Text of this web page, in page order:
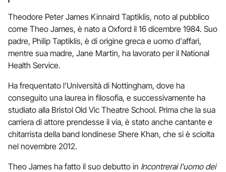
Theodore Peter James Kinnaird Taptiklis, noto al pubblico
come Theo James, è nato a Oxford il 16 dicembre 1984. Suo
padre, Philip Taptiklis, è di origine greca e uomo d'affari,
mentre sua madre, Jane Martin, ha lavorato per il National
Health Service.
Ha frequentato l'Università di Nottingham, dove ha
conseguito una laurea in filosofia, e successivamente ha
studiato alla Bristol Old Vic Theatre School. Prima che la sua
carriera di attore prendesse il via, è stato anche cantante e
chitarrista della band londinese Shere Khan, che si è sciolta
nel novembre 2012.
Theo James ha fatto il suo debutto in Incontrerai l'uomo dei